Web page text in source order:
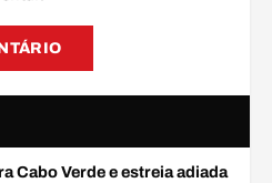
Cabo Verde e estreia adiada